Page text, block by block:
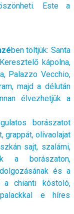
Este a
ben töltjük: Santa
kápolna,
Palazzo Vecchio,
majd a délután
élvezhetjük a
borászatot
grappát, olívaolajat
sajt, szalámi,
a borászaton,
és a
a chianti kóstoló,
e híres